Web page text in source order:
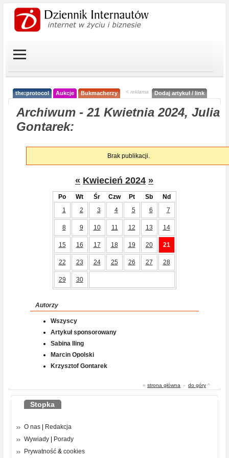
the:protocol Aukcje Bukmacherzy < reklama Dodaj artykuł / link
Archiwum - 21 Kwietnia 2024, Julia
Gontarek:
Brak publikacji.
« Kwiecień 2024 »
Po Wt Śr Czw Pt Sb
Nd
1
2 3 4 5 6 7
8 9 10 11 12 13 14
15 16 17 18 19 20 21
22 23 24 25 26 27 28
29 30
Autorzy
Wszyscy
Artykuł sponsorowany
Sabina Iling
Marcin Opolski
Krzysztof Gontarek
« strona główna - do góry ^
Stopka
O nas
Redakcja
Wywiady
Porady
Prywatność & cookies